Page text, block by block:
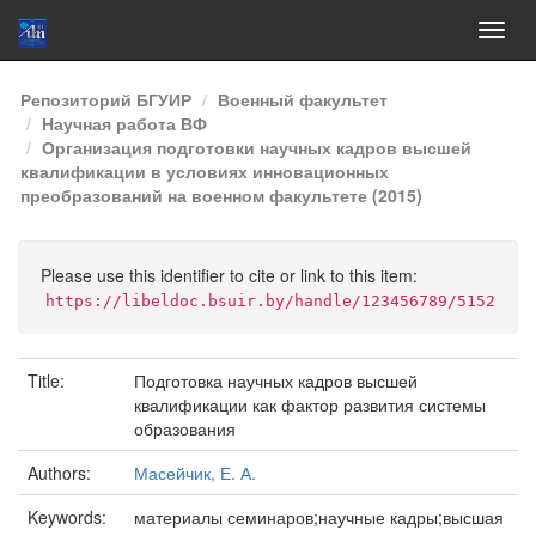
Skip
navigation
Репозиторий БГУИР
Военный факультет
Научная работа ВФ
Организация подготовки научных кадров высшей
квалификации в условиях инновационных
преобразований на военном факультете (2015)
Please use this identifier to cite or link to this item:
https://libeldoc.bsuir.by/handle/123456789/5152
Title:
Подготовка научных кадров высшей
квалификации как фактор развития системы
образования
Authors:
Масейчик, Е. А.
Keywords:
материалы семинаров;научные кадры;высшая